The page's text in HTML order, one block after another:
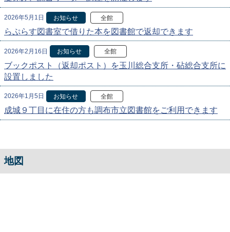
2026年5月1日 お知らせ 全館
らぷらす図書室で借りた本を図書館で返却できます
2026年2月16日 お知らせ 全館
ブックポスト（返却ポスト）を玉川総合支所・砧総合支所に
設置しました
2026年1月5日 お知らせ 全館
成城９丁目に在住の方も調布市立図書館をご利用できます
地図